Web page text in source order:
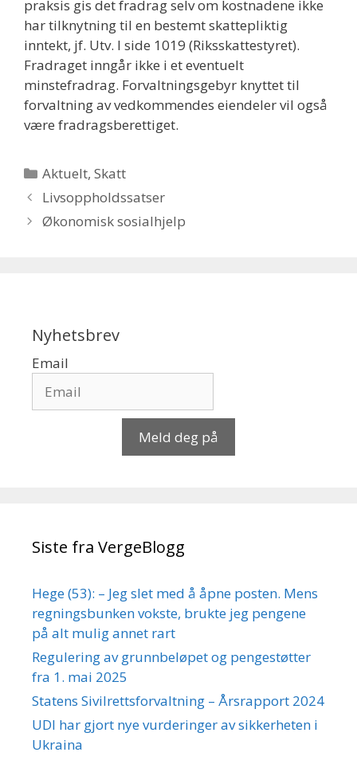
praksis gis det fradrag selv om kostnadene ikke
har tilknytning til en bestemt skattepliktig
inntekt, jf. Utv. I side 1019 (Riksskattestyret).
Fradraget inngår ikke i et eventuelt
minstefradrag. Forvaltningsgebyr knyttet til
forvaltning av vedkommendes eiendeler vil også
være fradragsberettiget.
Kategorier
Aktuelt,Skatt
Livsoppholdssatser
Økonomisk sosialhjelp
Nyhetsbrev
Email
Meld deg på
Siste fra VergeBlogg
Hege (53): – Jeg slet med å åpne posten. Mens
regningsbunken vokste, brukte jeg pengene
på alt mulig annet rart
Regulering av grunnbeløpet og pengestøtter
fra 1. mai 2025
Statens Sivilrettsforvaltning – Årsrapport 2024
UDI har gjort nye vurderinger av sikkerheten i
Ukraina